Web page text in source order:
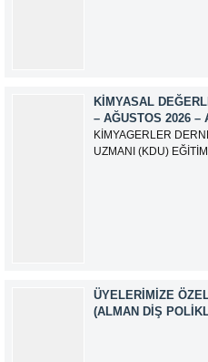
KIMYASAL
– AĞUSTOS 2026 –
KİMYAGERLER
UZMANI (KDU)
ÜYELERIMIZE
(ALMAN DIŞ